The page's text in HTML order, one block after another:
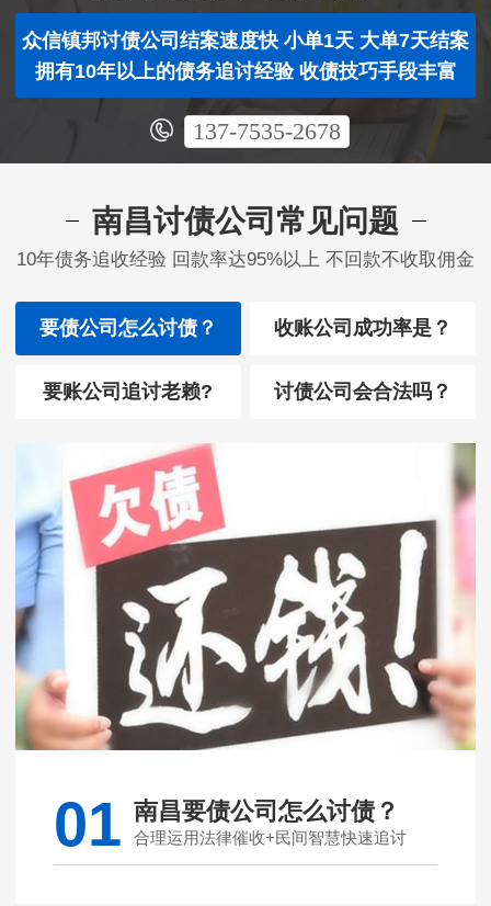
众信镇邦讨债公司结案速度快 小单1天 大单7天结案
拥有10年以上的债务追讨经验 收债技巧手段丰富
137-7535-2678
南昌讨债公司常见问题
10年债务追收经验 回款率达95%以上 不回款不收取佣金
要债公司怎么讨债？ 收账公司成功率是？
要账公司追讨老赖? 讨债公司会合法吗？
01 南昌要债公司怎么讨债？
合理运用法律催收+民间智慧快速追讨